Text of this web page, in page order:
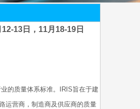
13日，11月18-19日
的质量体系标准。IRIS旨在于建
运营商，制造商及供应商的质量